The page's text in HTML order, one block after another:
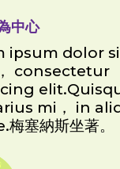
中心
ipsum dolor
consectetur
mi， in
塞納斯坐著。